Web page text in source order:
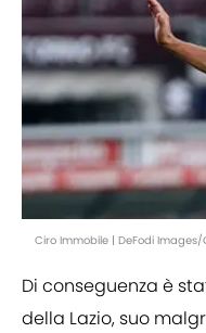
Ciro Immobile | DeFodi
Di conseguenza è
della Lazio, suo